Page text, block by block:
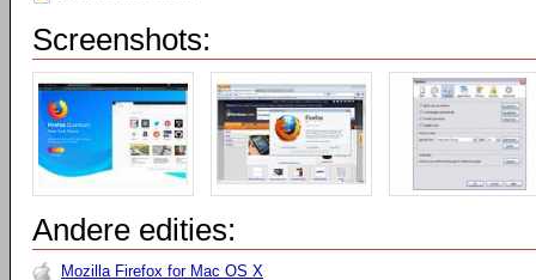
Screenshots:
Andere edities:
Mozilla Firefox for Mac OS X